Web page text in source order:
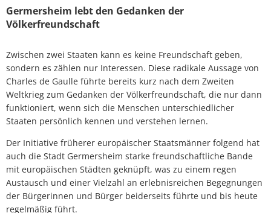
Germersheim lebt den Gedanken der
Völkerfreundschaft
Zwischen zwei Staaten kann es keine Freundschaft geben,
sondern es zählen nur Interessen. Diese radikale Aussage von
Charles de Gaulle führte bereits kurz nach dem Zweiten
Weltkrieg zum Gedanken der Völkerfreundschaft, die nur dann
funktioniert, wenn sich die Menschen unterschiedlicher
Staaten persönlich kennen und verstehen lernen.
Der Initiative früherer europäischer Staatsmänner folgend hat
auch die Stadt Germersheim starke freundschaftliche Bande
mit europäischen Städten geknüpft, was zu einem regen
Austausch und einer Vielzahl an erlebnisreichen Begegnungen
der Bürgerinnen und Bürger beiderseits führte und bis heute
regelmäßig führt.